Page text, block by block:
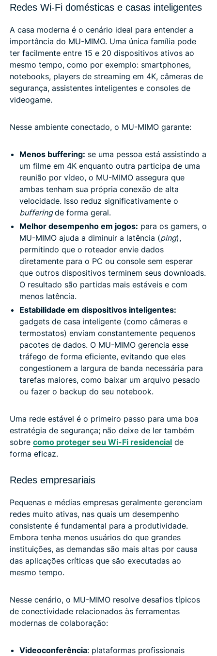
Redes Wi-Fi domésticas e casas inteligentes
A casa moderna é o cenário ideal para entender a
importância do MU-MIMO. Uma única família pode
ter facilmente entre 15 e 20 dispositivos ativos ao
mesmo tempo, como por exemplo: smartphones,
notebooks, players de streaming em 4K, câmeras de
segurança, assistentes inteligentes e consoles de
videogame.
Nesse ambiente conectado, o MU-MIMO garante:
Menos buffering: se uma pessoa está assistindo a
um filme em 4K enquanto outra participa de uma
reunião por vídeo, o MU-MIMO assegura que
ambas tenham sua própria conexão de alta
velocidade. Isso reduz significativamente o
bufferingde forma geral.
Melhor desempenho em jogos: para os gamers, o
MU-MIMO ajuda a diminuir a latência (ping),
permitindo que o roteador envie dados
diretamente para o PC ou console sem esperar
que outros dispositivos terminem seus downloads.
O resultado são partidas mais estáveis e com
menos latência.
Estabilidade em dispositivos inteligentes:
gadgets de casa inteligente (como câmeras e
termostatos) enviam constantemente pequenos
pacotes de dados. O MU-MIMO gerencia esse
tráfego de forma eficiente, evitando que eles
congestionem a largura de banda necessária para
tarefas maiores, como baixar um arquivo pesado
ou fazer o backup do seu notebook.
Uma rede estável é o primeiro passo para uma boa
estratégia de segurança; não deixe de ler também
sobre como proteger seu Wi-Fi residencial de
forma eficaz.
Redes empresariais
Pequenas e médias empresas geralmente gerenciam
redes muito ativas, nas quais um desempenho
consistente é fundamental para a produtividade.
Embora tenha menos usuários do que grandes
instituições, as demandas são mais altas por causa
das aplicações críticas que são executadas ao
mesmo tempo.
Nesse cenário, o MU-MIMO resolve desafios típicos
de conectividade relacionados às ferramentas
modernas de colaboração:
Videoconferência: plataformas profissionais